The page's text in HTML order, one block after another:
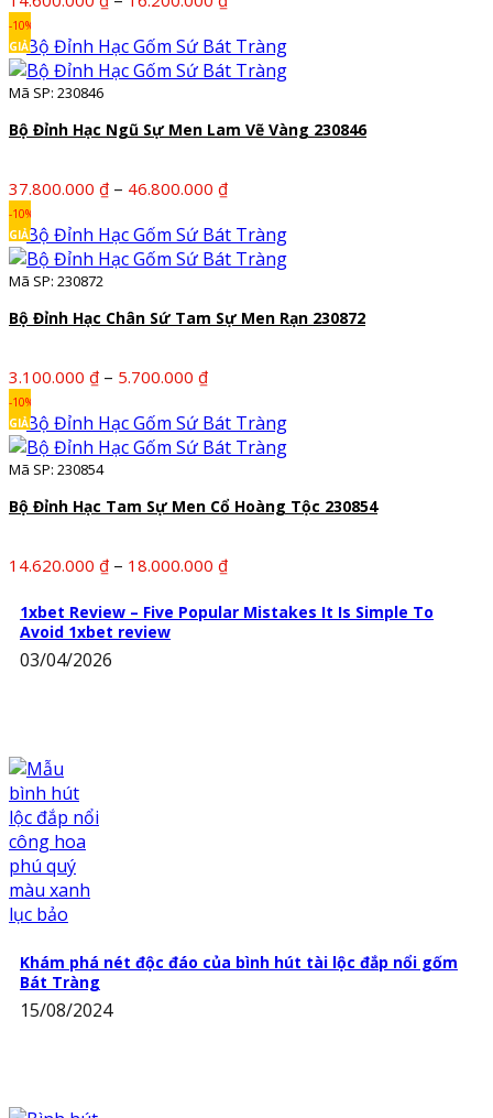
từ
14.600.000 ₫
16.200.000 ₫
-10%
GIẢM
Mã SP: 230846
Bộ Đỉnh Hạc Ngũ Sự Men Lam Vẽ Vàng 230846
37.800.000 ₫ – 46.800.000 ₫Khoảng
từ
37.800.000 ₫
46.800.000 ₫
-10%
GIẢM
Mã SP: 230872
Bộ Đỉnh Hạc Chân Sứ Tam Sự Men Rạn 230872
3.100.000 ₫ – 5.700.000 ₫Khoảng
từ
3.100.000 ₫
5.700.000 ₫
-10%
GIẢM
Mã SP: 230854
Bộ Đỉnh Hạc Tam Sự Men Cổ Hoàng Tộc 230854
14.620.000 ₫ – 18.000.000 ₫Khoảng
từ
1xbet Review – Five Popular Mistakes It Is Simple To
Avoid 1xbet review
03/04/2026
Khám phá nét độc đáo của bình hút tài lộc đắp nổi gốm
Bát Tràng
15/08/2024